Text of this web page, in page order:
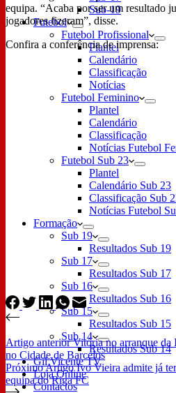
Sub-19
Futebol
Futebol Profissional
Plantel
Calendário
Classificação
Notícias
Futebol Feminino
Plantel
Calendário
Classificação
Notícias Futebol
Futebol Sub 23
Plantel
Calendário Sub 23
Classificação Sub
Notícias Futebol
Formação
Sub 19
Resultados Sub 19
Sub 17
Resultados Sub 17
Sub 16
Resultados Sub 16
Sub 15
Resultados Sub 15
Sub 14
Resultados Sub 14
Gil Vicente TV
Loja Online
Contactos
equipa. “Acaba por ser um resultado
jogadores fizeram”, disse.
Confira a conferência de imprensa:
Artigo anteriorVitória no arranque da
no Cidade de Barcelos
PróximoArtigo Ivo Vieira admite já
equipa do Riga FC